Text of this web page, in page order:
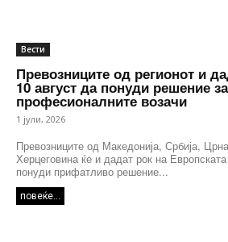
Вести
Превозниците од регионот и
10 август да понуди решение за
професионалните возачи
1 јули, 2026
Превозниците од Македонија, Србија,
Херцеговина ќе и дадат рок на
понуди прифатливо решение...
повеќе...